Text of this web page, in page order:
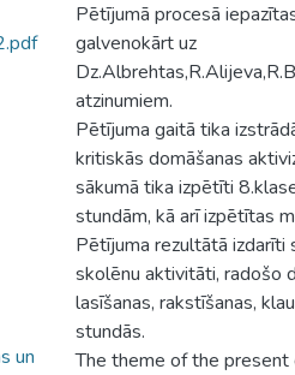
un
Pētījumā procesā
galvenokārt uz
atzinumiem.
Pētījuma gaitā tika
kritiskās domāšanas
sākumā tika izpētīti
stundām, kā arī izpētītas
Pētījuma rezultātā izdarīti
skolēnu aktivitāti, radošo
lasīšanas, rakstīšanas,
stundās.
The theme of the present